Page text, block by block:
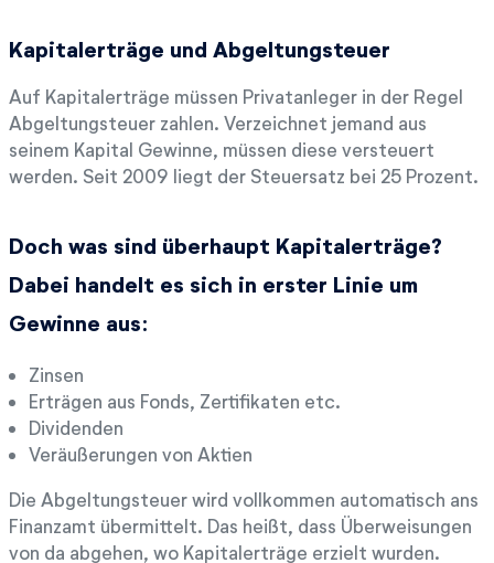
Kapitalerträge und Abgeltungsteuer
Auf Kapitalerträge müssen Privatanleger in der Regel
Abgeltungsteuer zahlen. Verzeichnet jemand aus
seinem Kapital Gewinne, müssen diese versteuert
werden. Seit 2009 liegt der Steuersatz bei 25 Prozent.
Doch was sind überhaupt Kapitalerträge?
Dabei handelt es sich in erster Linie um
Gewinne aus:
Zinsen
Erträgen aus Fonds, Zertifikaten etc.
Dividenden
Veräußerungen von Aktien
Die Abgeltungsteuer wird vollkommen automatisch ans
Finanzamt übermittelt. Das heißt, dass Überweisungen
von da abgehen, wo Kapitalerträge erzielt wurden.